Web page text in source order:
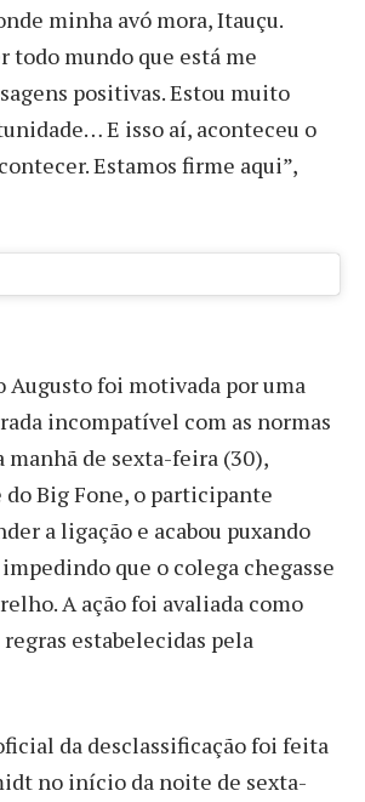
minha avó mora, Itauçu.
todo mundo que está me
positivas. Estou muito
E isso aí, aconteceu o
Estamos firme aqui”,
Augusto foi motivada por uma
incompatível com as normas
manhã de sexta-feira (30),
Big Fone, o participante
a ligação e acabou puxando
impedindo que o colega chegasse
A ação foi avaliada como
estabelecidas pela
da desclassificação foi feita
no início da noite de sexta-